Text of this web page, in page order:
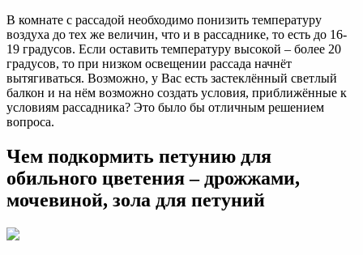
В комнате с рассадой необходимо понизить температуру
воздуха до тех же величин, что и в рассаднике, то есть до 16-
19 градусов. Если оставить температуру высокой – более 20
градусов, то при низком освещении рассада начнёт
вытягиваться. Возможно, у Вас есть застеклённый светлый
балкон и на нём возможно создать условия, приближённые к
условиям рассадника? Это было бы отличным решением
вопроса.
Чем подкормить петунию для
обильного цветения – дрожжами,
мочевиной, зола для петуний